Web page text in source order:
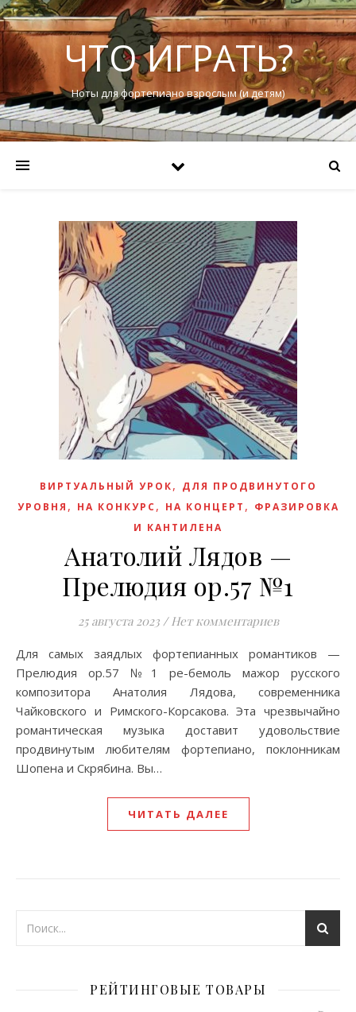
ЧТО ИГРАТЬ?
Ноты для фортепиано взрослым (и детям)
ВИРТУАЛЬНЫЙ УРОК, ДЛЯ ПРОДВИНУТОГО
УРОВНЯ , НА КОНКУРС , НА КОНЦЕРТ , ФРАЗИРОВКА
И КАНТИЛЕНА
Анатолий Лядов —
Прелюдия op.57 №1
25 августа 2023 / Нет комментариев
Для самых заядлых фортепианных романтиков —
Прелюдия op.57 №1 ре-бемоль мажор русского
композитора Анатолия Лядова, современника
Чайковского и Римского-Корсакова. Эта чрезвычайно
романтическая музыка доставит удовольствие
продвинутым любителям фортепиано, поклонникам
Шопена и Скрябина. Вы…
ЧИТАТЬ ДАЛЕЕ
РЕЙТИНГОВЫЕ ТОВАРЫ